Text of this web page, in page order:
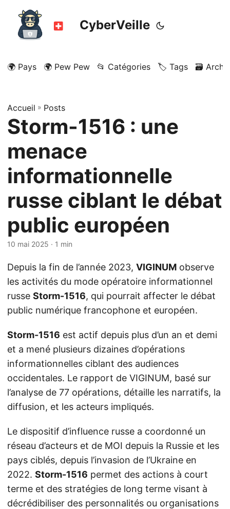
CyberVeille
🌍 Pays 🌍 Pew Pew 📂 Catégories 🏷️ Tags 🗃️
Accueil » Posts
Storm-1516 : une
menace
informationnelle
russe ciblant le débat
public européen
10 mai 2025 · 1 min
Depuis la fin de l’année 2023, VIGINUM observe
les activités du mode opératoire informationnel
russe Storm-1516, qui pourrait affecter le débat
public numérique francophone et européen.
Storm-1516 est actif depuis plus d’un an et demi
et a mené plusieurs dizaines d’opérations
informationnelles ciblant des audiences
occidentales. Le rapport de VIGINUM, basé sur
l’analyse de 77 opérations, détaille les narratifs, la
diffusion, et les acteurs impliqués.
Le dispositif d’influence russe a coordonné un
réseau d’acteurs et de MOI depuis la Russie et les
pays ciblés, depuis l’invasion de l’Ukraine en
2022. Storm-1516 permet des actions à court
terme et des stratégies de long terme visant à
décrédibiliser des personnalités ou organisations